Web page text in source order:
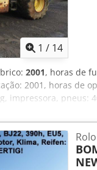
1 / 14
2001, horas de
2001, horas de
impressora, pneus:
podemos
prazer em atendê-
a erros e venda
entre em